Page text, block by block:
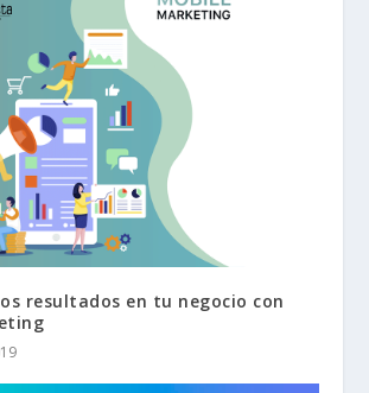
resultados en tu negocio con